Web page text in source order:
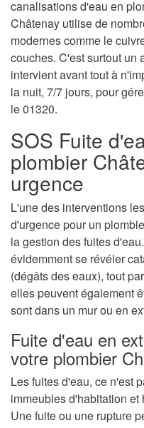
canalisations d'eau en
Châtenay utilise de
modernes comme le
couches. C'est surtout un
intervient avant tout à
la nuit, 7/7 jours, pour
le 01320.
SOS Fuite
plombier
urgence
L'une des interventions
d'urgence pour un
la gestion des fuites
évidemment se révéler
(dégâts des eaux), tout
elles peuvent également
sont dans un mur ou en
Fuite d'eau en
votre plombier
Les fuites d'eau, ce n'est
immeubles d'habitation
Une fuite ou une rupture